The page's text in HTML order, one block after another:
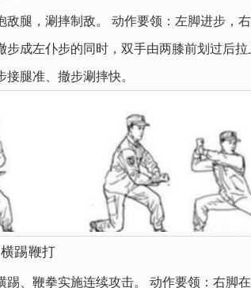
敌腿，涮摔制敌。 动作要领：左脚进步，
步成左仆步的同时，双手由两膝前划过后
接腿准、撤步涮摔快。
踢鞭打
踢、鞭拳实施连续攻击。 动作要领：右脚